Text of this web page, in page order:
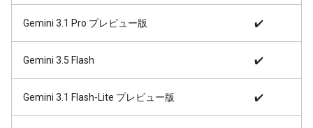
Gemini 3.1 Pro プレビュー版 ✔️
Gemini 3.5 Flash ✔️
Gemini 3.1 Flash-Lite プレビュー版 ✔️